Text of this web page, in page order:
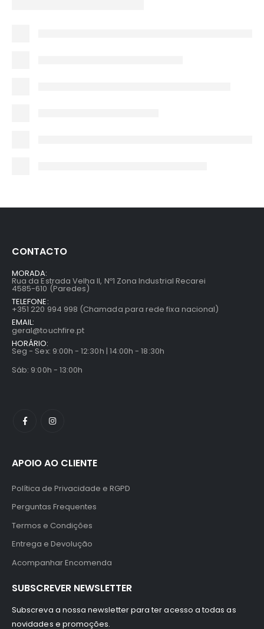
CONTACTO
MORADA:
Rua da Estrada Velha II, Nº1 Zona Industrial Recarei
4585-610 (Paredes)
TELEFONE:
+351 220 994 998 (Chamada para rede fixa nacional)
EMAIL:
geral@touchfire.pt
HORÁRIO:
Seg - Sex: 9:00h - 12:30h | 14:00h - 18:30h
Sáb: 9:00h - 13:00h
APOIO AO CLIENTE
Política de Privacidade e RGPD
Perguntas Frequentes
Termos e Condições
Entrega e Devolução
Acompanhar Encomenda
SUBSCREVER NEWSLETTER
Subscreva a nossa newsletter para ter acesso a todas as
novidades e promoções.